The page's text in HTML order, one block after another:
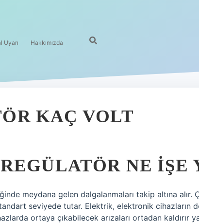
Uyarı Hakkımızda
KAÇ VOLT
NE IŞE
meydana gelen dalgalanmaları takip altına alır.
seviyede tutar. Elektrik, elektronik cihazların
ortaya çıkabilecek arızaları ortadan kaldırır